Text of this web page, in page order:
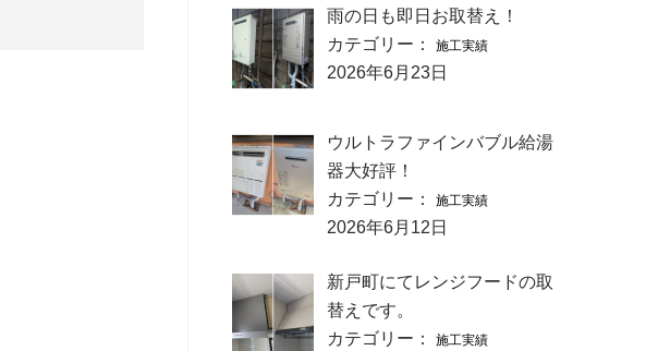
雨の日も即日お取替え！
カテゴリー：
施工実績
2026年6月23日
ウルトラファインバブル給湯
器大好評！
カテゴリー：
施工実績
2026年6月12日
新戸町にてレンジフードの取
替えです。
カテゴリー：
施工実績